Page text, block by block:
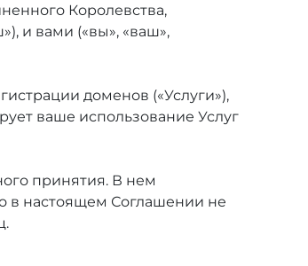
Королевства,
и вами («вы», «ваш»,
доменов («Услуги»),
ваше использование Услуг
принятия. В нем
в настоящем Соглашении не